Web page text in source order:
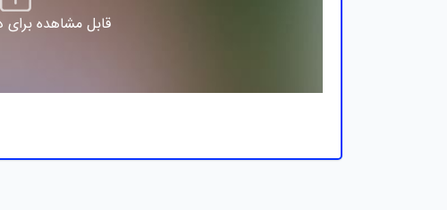
قابل مشاهده برای